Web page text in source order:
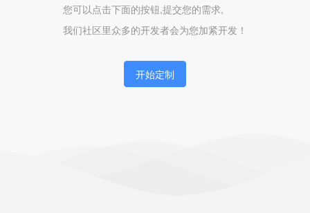
您可以点击下面的按钮,提交您的需求,
我们社区里众多的开发者会为您加紧开发！
开始定制